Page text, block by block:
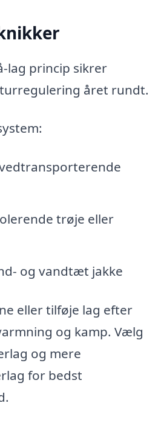
lag princip sikrer
året rundt.
trøje eller
og vandtæt jakke
eller tilføje lag efter
og kamp. Vælg
og mere
for bedst